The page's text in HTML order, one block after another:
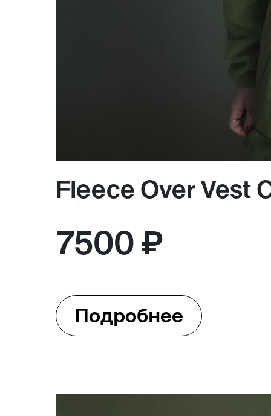
Fleece Over Vest
7500 ₽
Подробнее